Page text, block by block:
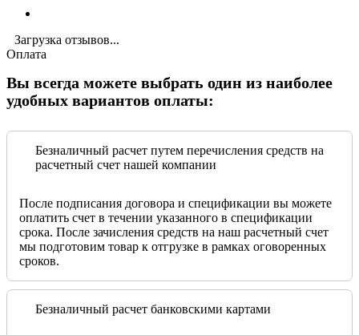
Загрузка отзывов...
Оплата
Вы всегда можете выбрать один из наиболее
удобных вариантов оплаты:
Безналичный расчет путем перечисления средств на
расчетный счет нашей компании
После подписания договора и спецификации вы можете
оплатить счет в течении указанного в спецификации
срока. После зачисления средств на наш расчетный счет
мы подготовим товар к отгрузке в рамках оговоренных
сроков.
Безналичный расчет банковскими картами